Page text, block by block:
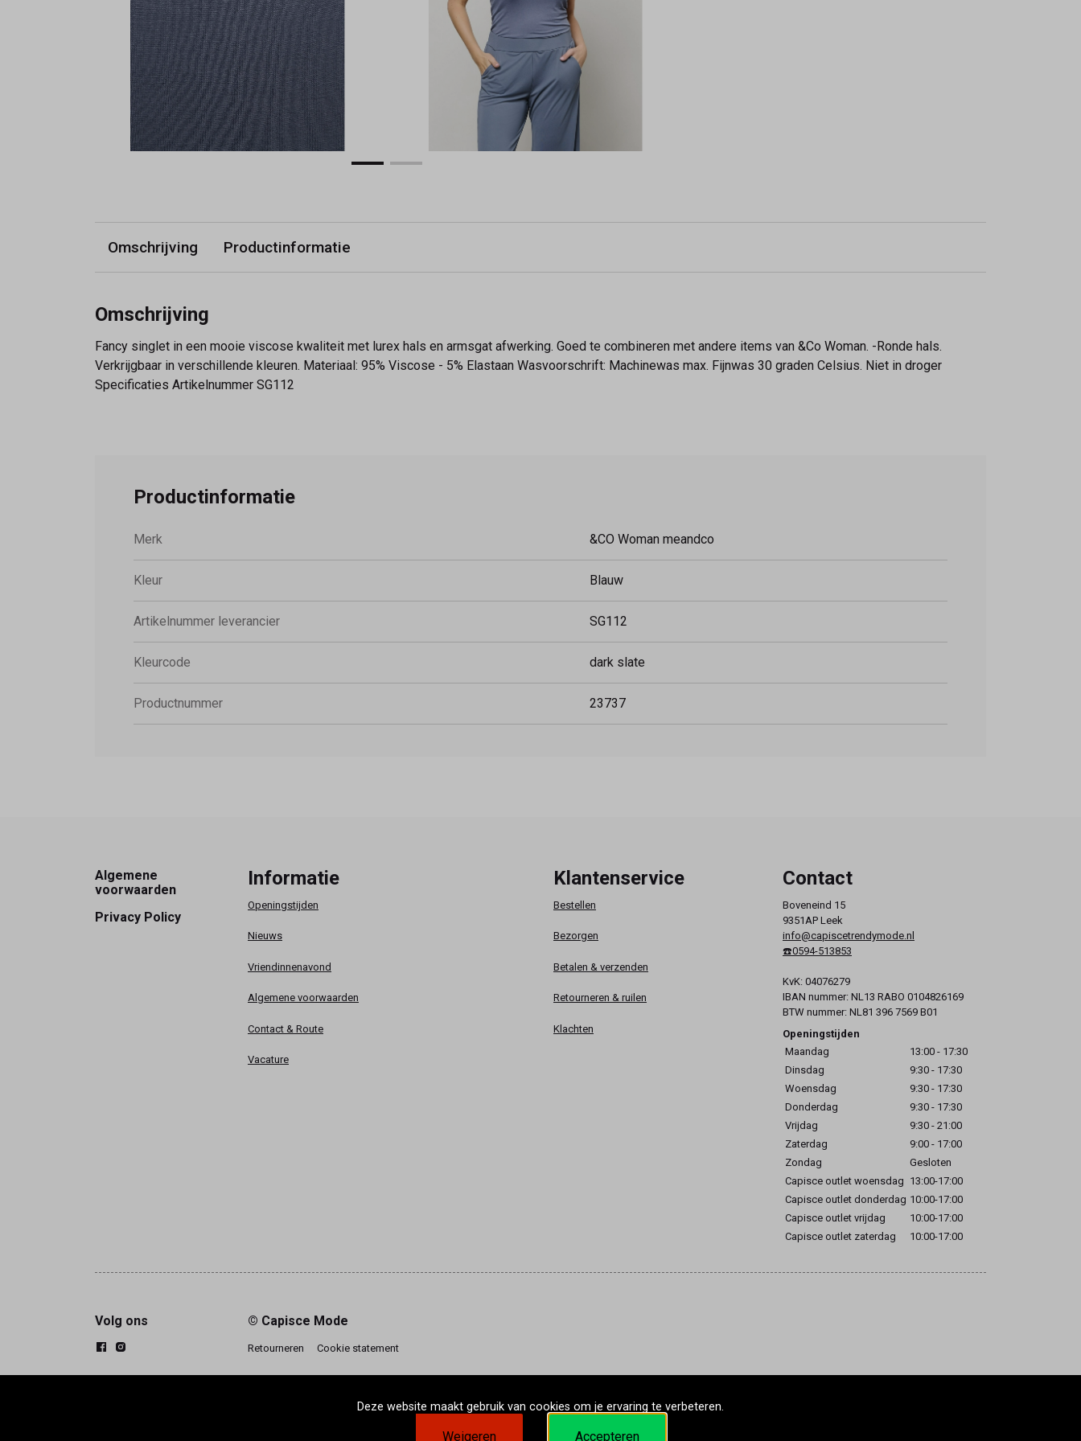
Omschrijving Productinformatie
Omschrijving
Fancy singlet in een mooie viscose kwaliteit met lurex hals en armsgat afwerking. Goed te combineren met andere items van &Co Woman. -Ronde hals.
Verkrijgbaar in verschillende kleuren. Materiaal: 95% Viscose - 5% Elastaan Wasvoorschrift: Machinewas max. Fijnwas 30 graden Celsius. Niet in droger
Specificaties Artikelnummer SG112
Productinformatie
Merk &CO Woman meandco
Kleur Blauw
Artikelnummer leverancier SG112
Kleurcode dark slate
Productnummer 23737
Footer
Algemene
voorwaarden
Privacy Policy
Informatie
Openingstijden
Nieuws
Vriendinnenavond
Algemene voorwaarden
Contact & Route
Vacature
Klantenservice
Bestellen
Bezorgen
Betalen & verzenden
Retourneren & ruilen
Klachten
Contact
Boveneind 15
9351AP Leek
info@capiscetrendymode.nl
☎️0594-513853
KvK: 04076279
IBAN nummer: NL13 RABO 0104826169
BTW nummer: NL81 396 7569 B01
Openingstijden
Maandag
13:00 - 17:30
Dinsdag
9:30 - 17:30
Woensdag
9:30 - 17:30
Donderdag
9:30 - 17:30
Vrijdag
9:30 - 21:00
Zaterdag
9:00 - 17:00
Zondag
Gesloten
Capisce outlet woensdag 13:00-17:00
Capisce outlet donderdag 10:00-17:00
Capisce outlet vrijdag
10:00-17:00
Capisce outlet zaterdag
10:00-17:00
Volg ons © Capisce Mode
Retourneren Cookie statement
Deze website maakt gebruik van cookies om je ervaring te verbeteren.
Weigeren Accepteren